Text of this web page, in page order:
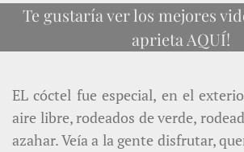
Te gustaría ver los mejores
aprieta AQUÍ!
EL cóctel fue especial, en el
aire libre, rodeados de verde,
azahar. Veía a la gente disfrutar,